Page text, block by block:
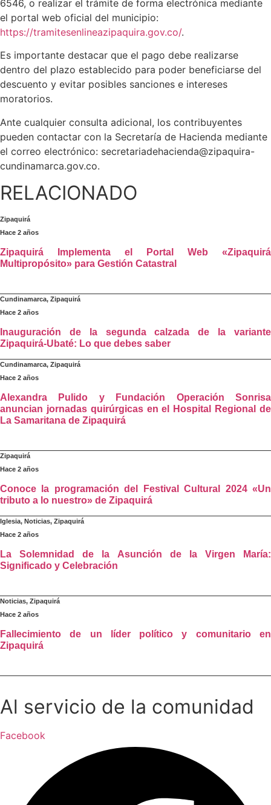
6546, o realizar el trámite de forma electrónica mediante
el portal web oficial del municipio:
https://tramitesenlineazipaquira.gov.co/.
Es importante destacar que el pago debe realizarse
dentro del plazo establecido para poder beneficiarse del
descuento y evitar posibles sanciones e intereses
moratorios.
Ante cualquier consulta adicional, los contribuyentes
pueden contactar con la Secretaría de Hacienda mediante
el correo electrónico: secretariadehacienda@zipaquira-
cundinamarca.gov.co.
RELACIONADO
Zipaquirá
Hace 2 años
Zipaquirá Implementa el Portal Web «Zipaquirá
Multipropósito» para Gestión Catastral
Cundinamarca, Zipaquirá
Hace 2 años
Inauguración de la segunda calzada de la variante
Zipaquirá-Ubaté: Lo que debes saber
Cundinamarca, Zipaquirá
Hace 2 años
Alexandra Pulido y Fundación Operación Sonrisa
anuncian jornadas quirúrgicas en el Hospital Regional de
La Samaritana de Zipaquirá
Zipaquirá
Hace 2 años
Conoce la programación del Festival Cultural 2024 «Un
tributo a lo nuestro» de Zipaquirá
Iglesia, Noticias, Zipaquirá
Hace 2 años
La Solemnidad de la Asunción de la Virgen María:
Significado y Celebración
Noticias, Zipaquirá
Hace 2 años
Fallecimiento de un líder político y comunitario en
Zipaquirá
Al servicio de la comunidad
Facebook